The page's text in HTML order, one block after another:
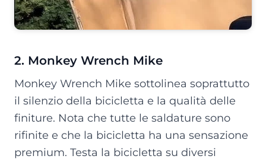
2. Monkey Wrench Mike
Monkey Wrench Mike sottolinea soprattutto
il silenzio della bicicletta e la qualità delle
finiture. Nota che tutte le saldature sono
rifinite e che la bicicletta ha una sensazione
premium. Testa la bicicletta su diversi